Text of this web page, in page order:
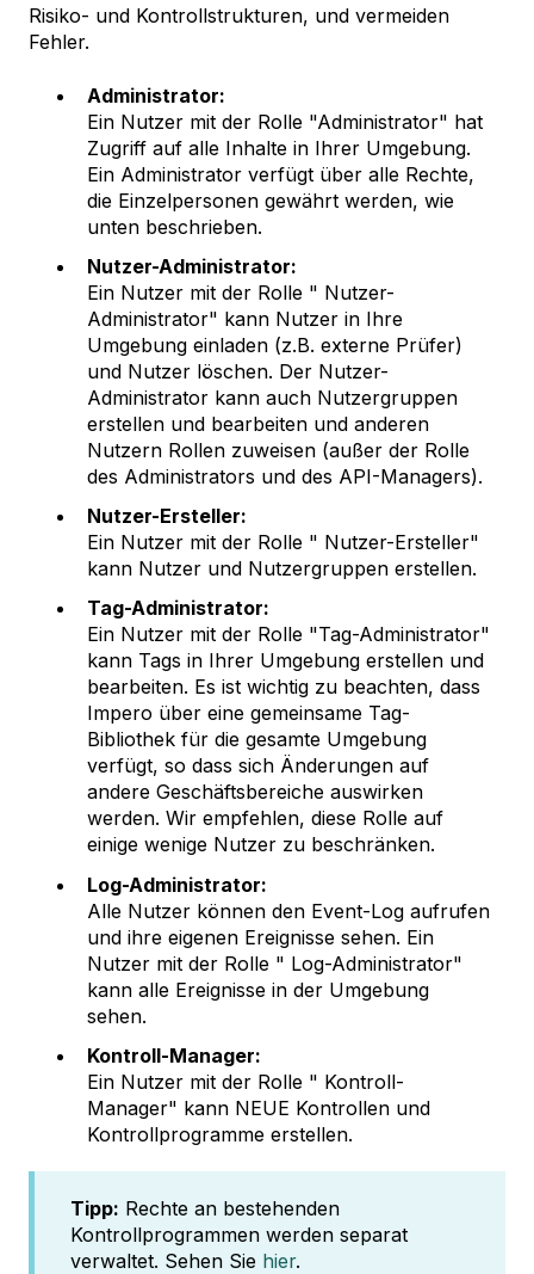
Risiko- und Kontrollstrukturen, und vermeiden
Fehler.
Administrator:
Ein Nutzer mit der Rolle "Administrator" hat
Zugriff auf alle Inhalte in Ihrer Umgebung.
Ein Administrator verfügt über alle Rechte,
die Einzelpersonen gewährt werden, wie
unten beschrieben.
Nutzer-Administrator:
Ein Nutzer mit der Rolle " Nutzer-
Administrator" kann Nutzer in Ihre
Umgebung einladen (z.B. externe Prüfer)
und Nutzer löschen. Der Nutzer-
Administrator kann auch Nutzergruppen
erstellen und bearbeiten und anderen
Nutzern Rollen zuweisen (außer der Rolle
des Administrators und des API-Managers).
Nutzer-Ersteller:
Ein Nutzer mit der Rolle " Nutzer-Ersteller"
kann Nutzer und Nutzergruppen erstellen.
Tag-Administrator:
Ein Nutzer mit der Rolle "Tag-Administrator"
kann Tags in Ihrer Umgebung erstellen und
bearbeiten. Es ist wichtig zu beachten, dass
Impero über eine gemeinsame Tag-
Bibliothek für die gesamte Umgebung
verfügt, so dass sich Änderungen auf
andere Geschäftsbereiche auswirken
werden. Wir empfehlen, diese Rolle auf
einige wenige Nutzer zu beschränken.
Log-Administrator:
Alle Nutzer können den Event-Log aufrufen
und ihre eigenen Ereignisse sehen. Ein
Nutzer mit der Rolle " Log-Administrator"
kann alle Ereignisse in der Umgebung
sehen.
Kontroll-Manager:
Ein Nutzer mit der Rolle " Kontroll-
Manager" kann NEUE Kontrollen und
Kontrollprogramme erstellen.
Tipp: Rechte an bestehenden
Kontrollprogrammen werden separat
verwaltet. Sehen Sie hier.